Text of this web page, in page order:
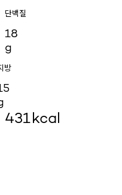
단백질
18
g
방
431kcal